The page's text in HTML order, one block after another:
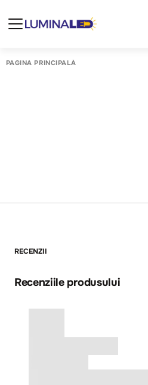
PAGINA PRINCIPALĂ
RECENZII
Recenziile produsului